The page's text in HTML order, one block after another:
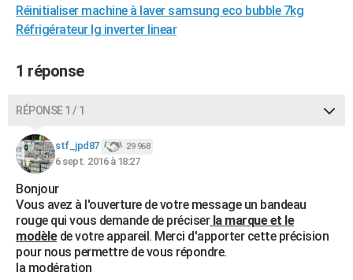
Destinations
City break
Voyage nature
Voyage de noces
Forum
Climat
+PHOTO
BONS PLANS
CARTE DE VOEUX
Carte de Noël
Carte Bonne année
Carte Saint-Valentin
Carte Pâques
Carte d'anniversaire
DICTIONNAIRE
Dictionnaire
Biographies
Citations
Expressions
Proverbes
COPAINS D'AVANT
S'inscrire
Se connecter
Lycées
Collèges
Primaires
Universités
Entreprises
Service militaire
Avis de recherche
AVIS DE DÉCÈS
FORUM
Réinitialiser machine à laver samsung eco bubble 7kg
Réfrigérateur lg inverter linear
1 réponse
RÉPONSE 1 / 1
stf_jpd87 29 968
6 sept. 2016 à 18:27
Bonjour
Vous avez à l'ouverture de votre message un bandeau
rouge qui vous demande de préciserla marque et le
modèlede votre appareil. Merci d'apporter cette précision
pour nous permettre de vous répondre.
la modération